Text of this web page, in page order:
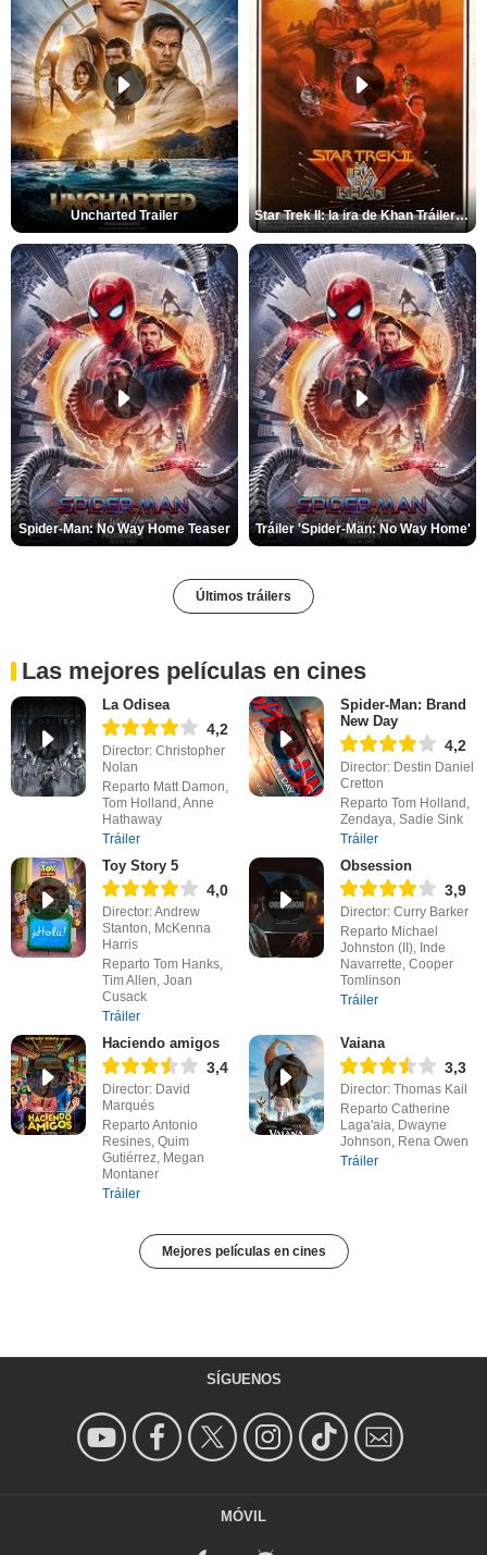
Uncharted Trailer Star Trek II: la ira de Khan Tráiler VO
Spider-Man: No Way Home Teaser Tráiler 'Spider-Man: No Way Home'
Últimos tráilers
Las mejores películas en cines
La Odisea
4,2
Director: Christopher
Nolan
Reparto Matt Damon,
Tom Holland, Anne
Hathaway
Tráiler
Spider-Man: Brand
New Day
4,2
Director: Destin Daniel
Cretton
Reparto Tom Holland,
Zendaya, Sadie Sink
Tráiler
Toy Story 5
4,0
Director: Andrew
Stanton, McKenna
Harris
Reparto Tom Hanks,
Tim Allen, Joan
Cusack
Tráiler
Obsession
3,9
Director: Curry Barker
Reparto Michael
Johnston (II), Inde
Navarrette, Cooper
Tomlinson
Tráiler
Haciendo amigos
3,4
Director: David
Marqués
Reparto Antonio
Resines, Quim
Gutiérrez, Megan
Montaner
Tráiler
Vaiana
3,3
Director: Thomas Kail
Reparto Catherine
Laga'aia, Dwayne
Johnson, Rena Owen
Tráiler
Mejores películas en cines
SÍGUENOS
MÓVIL